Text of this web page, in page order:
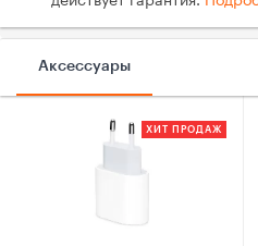
Аксессуары
ХИТ ПРОДАЖ